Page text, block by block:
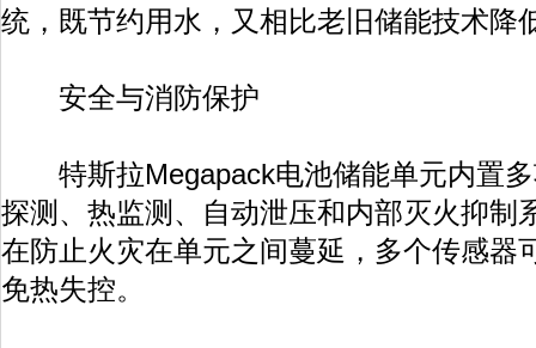
统，既节约用水，又相比老旧储能技术降
安全与消防保护
特斯拉Megapack电池储能单元内置多
探测、热监测、自动泄压和内部灭火抑制
在防止火灾在单元之间蔓延，多个传感器
免热失控。